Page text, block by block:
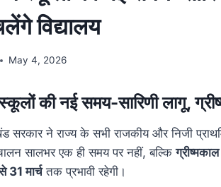
विद्यालय
May 4, 2026
की नई समय-सारिणी लागू,
सरकार ने राज्य के सभी राजकीय और निजी
सालभर एक ही समय पर नहीं, बल्कि
31 मार्चतक प्रभावी रहेगी।